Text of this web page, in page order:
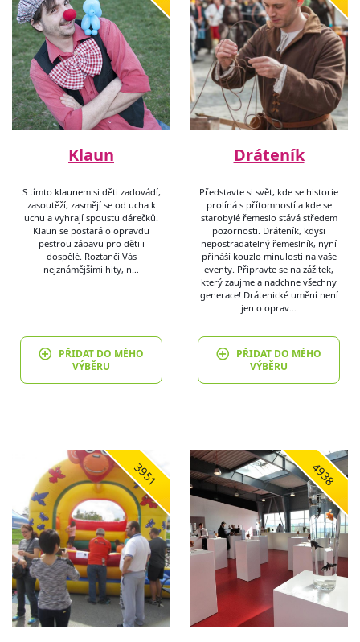
Klaun
S tímto klaunem si děti zadovádí,
zasoutěží, zasmějí se od ucha k
uchu a vyhrají spoustu dárečků.
Klaun se postará o opravdu
pestrou zábavu pro děti i
dospělé. Roztančí Vás
nejznámějšími hity, n…
PŘIDAT DO MÉHO
VÝBĚRU
Dráteník
Představte si svět, kde se historie
prolíná s přítomností a kde se
starobylé řemeslo stává středem
pozornosti. Dráteník, kdysi
nepostradatelný řemeslník, nyní
přináší kouzlo minulosti na vaše
eventy. Připravte se na zážitek,
který zaujme a nadchne všechny
generace! Drátenické umění není
jen o oprav…
PŘIDAT DO MÉHO
VÝBĚRU
3951 4938